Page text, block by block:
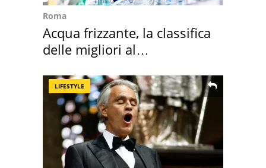
Roma
Acqua frizzante, la classifica
delle migliori al
LIFESTYLE